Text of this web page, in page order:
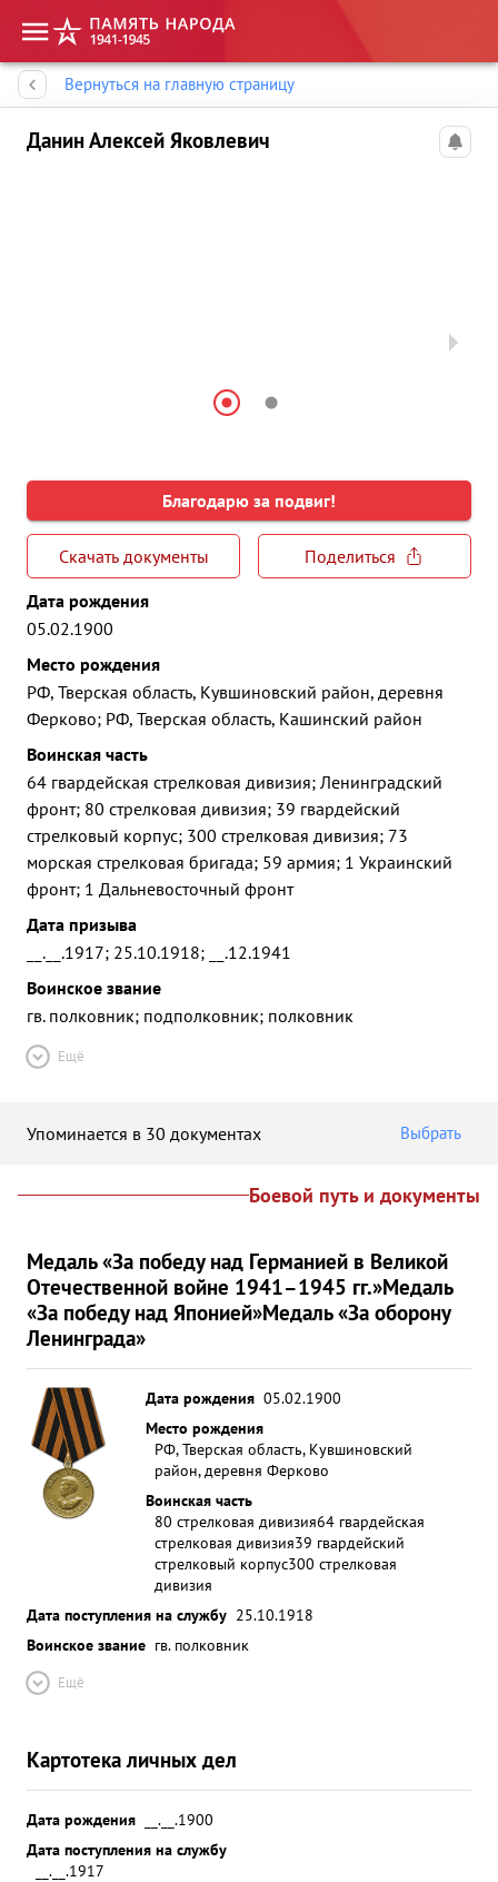
Вернуться на главную страницу
Данин Алексей Яковлевич
Благодарю за подвиг!
Скачать документы
Поделиться
Дата рождения
05.02.1900
Место рождения
РФ, Тверская область, Кувшиновский район, деревня
Ферково; РФ, Тверская область, Кашинский район
Воинская часть
64 гвардейская стрелковая дивизия; Ленинградский
фронт; 80 стрелковая дивизия; 39 гвардейский
стрелковый корпус; 300 стрелковая дивизия; 73
морская стрелковая бригада; 59 армия; 1 Украинский
фронт; 1 Дальневосточный фронт
Дата призыва
__.__.1917; 25.10.1918; __.12.1941
Воинское звание
гв. полковник; подполковник; полковник
Ещё
Упоминается в 30 документах Выбрать
Боевой путь и документы
Медаль «За победу над Германией в Великой
Отечественной войне 1941–1945 гг.»Медаль
«За победу над Японией»Медаль «За оборону
Ленинграда»
Дата рождения 05.02.1900
Место рождения
РФ, Тверская область, Кувшиновский
район, деревня Ферково
Воинская часть
80 стрелковая дивизия64 гвардейская
стрелковая дивизия39 гвардейский
стрелковый корпус300 стрелковая
дивизия
Дата поступления на службу 25.10.1918
Воинское звание гв. полковник
Ещё
Картотека личных дел
Дата рождения
__.__.1900
Дата поступления на службу
__.__.1917
Память народа